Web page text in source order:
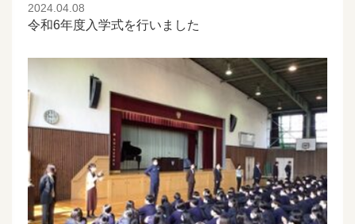
2024.04.08
令和6年度入学式を行いました